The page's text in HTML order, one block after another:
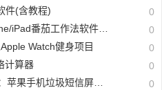
件(含教程) 0
番茄工作法软件(含教程) 0
Watch健身项目 0
计算器 0
手机垃圾短信屏蔽软件 0